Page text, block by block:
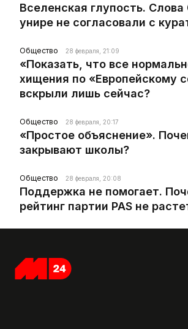
Вселенская глупость.
унире не согласовали с
Общество 28 февраля, 21:09
«Показать, что все
хищения по «Европейскому
вскрыли лишь сейчас?
Общество 28 февраля, 20:17
«Простое объяснение».
закрывают школы?
Общество 28 февраля, 20:08
Поддержка не помогает.
рейтинг партии PAS не